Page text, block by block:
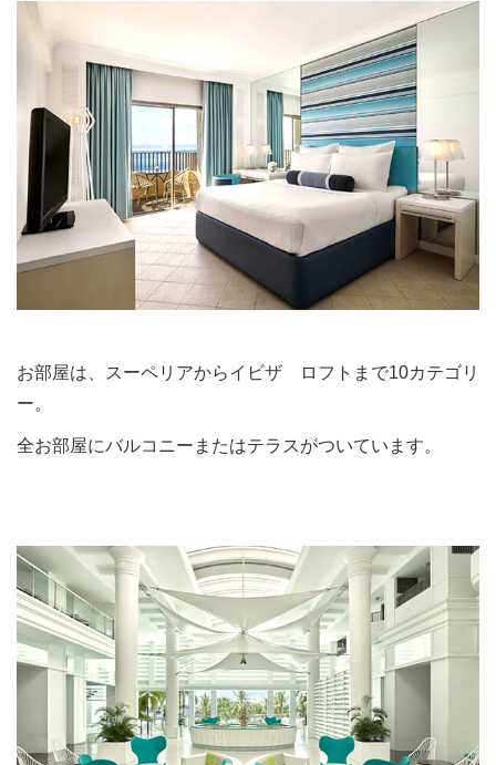
お部屋は、スーペリアからイビザ ロフトまで10カテゴリ
ー。
全お部屋にバルコニーまたはテラスがついています。